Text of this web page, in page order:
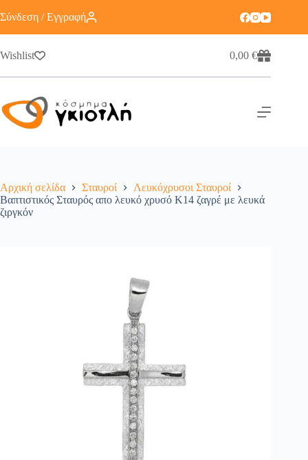
Σύνδεση / Εγγραφή
Wishlist 0,00€
Αρχική σελίδα Σταυροί
Λευκόχρυσοι Σταυροί
Βαπτιστικός Σταυρός απο λευκό χρυσό Κ14 ζαγρέ με λευκά
ζιργκόν